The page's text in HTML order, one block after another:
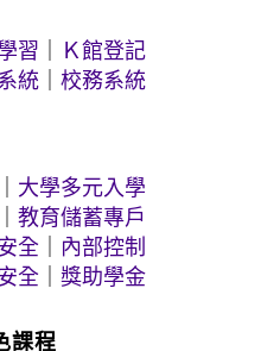
習
Ｋ館登記
統 ｜校務系統
大學多元入學
｜教育儲蓄專戶
全
內部控制
全 ｜獎助學金
課程